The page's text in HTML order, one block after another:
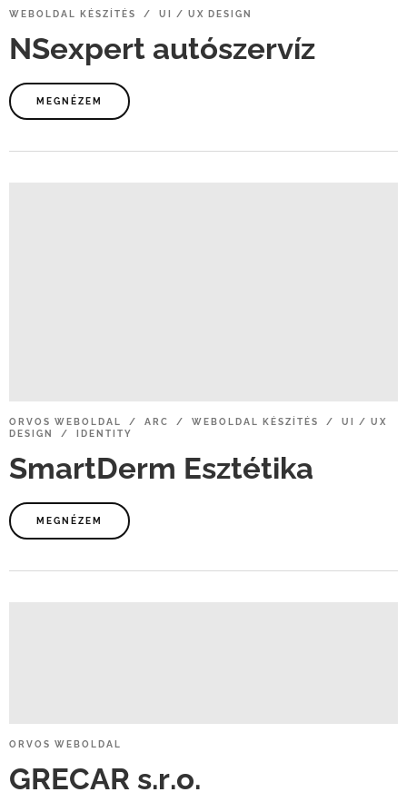
WEBOLDAL KÉSZÍTÉS / UI / UX DESIGN
NSexpert autószervíz
MEGNÉZEM
ORVOS WEBOLDAL / ARC / WEBOLDAL KÉSZÍTÉS / UI / UX
DESIGN / IDENTITY
SmartDerm Esztétika
MEGNÉZEM
ORVOS WEBOLDAL
GRECAR s.r.o.